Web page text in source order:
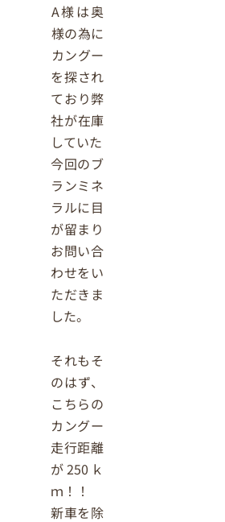
A様は奥
様の為に
カングー
を探され
ており弊
社が在庫
していた
今回のブ
ランミネ
ラルに目
が留まり
お問い合
わせをい
ただきま
した。
それもそ
のはず、
こちらの
カングー
走行距離
が250ｋ
ｍ！！
新車を除